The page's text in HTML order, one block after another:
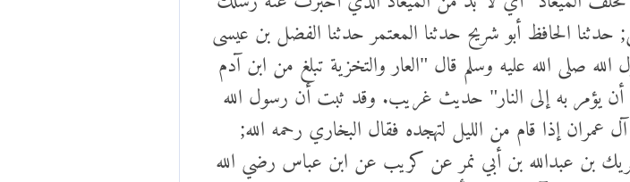
حدثنا الحافظ أبو شريح حدثنا المعتمر حدثنا الفضل بن عيسى
صلى الله عليه وسلم قال "العار والتخزية تبلغ من ابن آدم
أن يؤمر به إلى النار" حديث غريب. وقد ثبت أن رسول الله
إذا قام من الليل لتهجده فقال البخاري رحمه الله;
بن عبدالله بن أبي نمر عن كريب عن ابن عباس رضي الله